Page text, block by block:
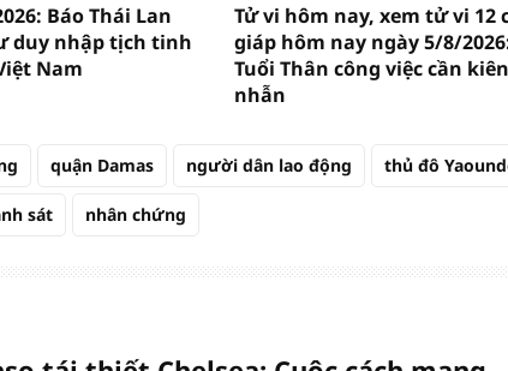
Báo Thái Lan
duy nhập tịch tinh
Nam
Tử vi hôm nay, xem tử vi 12
giáp hôm nay ngày 5/8/
Tuổi Thân công việc cần kiên
nhẫn
quận Damas người dân lao động thủ đô
sát nhân chứng